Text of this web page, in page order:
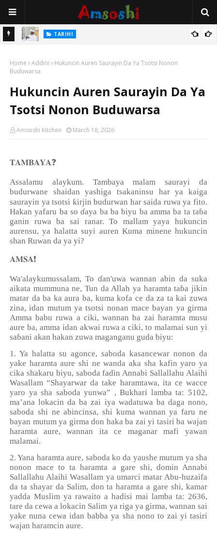
Mata TARIHI
Hassan
Home Addini
Hukuncin Auren Saurayin Da Ya Tsotsi Nonon
Buduwarsa
Hukuncin Auren Saurayin Da Ya
Tsotsi Nonon Buduwarsa
Amsoshi Kitchen March 18, 2026
𝐓𝐀𝐌𝐁𝐀𝐘𝐀❓
Assalamu alaykum. Tambaya malam saurayi da
budurwane shaidan yashiga tsakaninsu har ya kaiga
saurayin ya tsotsi ƙirjin budurwan har saida ruwa ya fito.
Hakan yafaru ba soɗaya ba ba biyu ba amma ba ta taɓa
ganin ruwa ba sai ranar. To mallam yaya hukuncin
aurensu, ya halatta suyi auren Kuma minene hukuncin
shan Ruwan da ya yi?
𝐀𝐌𝐒𝐀❗️
Wa'alaykumussalam, To ɗan'uwa wannan abin da suka
aikata mummuna ne, Tun da Allah ya haramta taɓa jikin
matar da ba ka aura ba, kuma kofa ce da za ta kai zuwa
zina, idan mutum ya tsotsi nonan mace bayan ya girma
Amma babu ruwa a ciki, wannan ba zai haramta musu
aure ba, amma idan akwai ruwa a ciki, to malamai sun yi
saɓani akan hakan zuwa maganganu guda biyu:
1. Ya halatta su agonce, saboda kasancewar nonon da
yake haramta aure shi ne wanda aka sha kafin yaro ya
cika shakaru biyu, saboda fadin Annabi Sallallahu Alaihi
Wasallam “Shayarwar da take haramtawa, ita ce wacce
yaro ya sha saboda yunwa” , Bukhari lamba ta: 5102,
ma’ana lokacin da ba zai iya wadatuwa ba daga nono,
saboda shi ne abincinsa, shi kuma wannan ya faru ne
bayan mutum ya girma don haka ba zai yi tasiri ba wajan
haramta aure, wannan ita ce maganar mafi yawan
malamai.
2. Yana haramta aure, saboda ko da yaushe mutum ya sha
nonon mace to ta haramta a gare shi, domin Annabi
Sallallahu Alaihi Wasallam ya umarci matar Abu-huzaifa
da ta shayar da Salim, don ta haramta a gare shi, kamar
yadda Muslim ya rawaito a hadisi mai lamba ta: 2636,
tare da cewa a lokacin Salim ya riga ya girma, wannan sai
yake nuna cewa idan babba ya sha nono to zai yi tasiri
wajan haramcin aure.